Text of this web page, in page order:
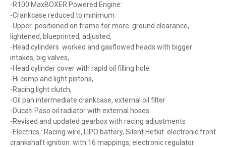
-R100 MaxBOXER Powered Engine:
-Crankcase reduced to minimum.
-Upper positioned on frame for more ground clearance,
lightened, blueprinted, adjusted,
-Head cylinders worked and gasflowed heads with bigger
intakes, big valves,
-Head cylinder cover with rapid oil filling hole
-Hi comp and light pistons,
-Racing light clutch,
-Oil pan intermediate crankcase, external oil filter
-Ducati Paso oil radiator with external hoses
-Revised and updated gearbox with racing adjustments
-Electrics : Racing wire, LIPO battery, Silent Hetkit electronic front
crankshaft ignition with 16 mappings, electronic regulator